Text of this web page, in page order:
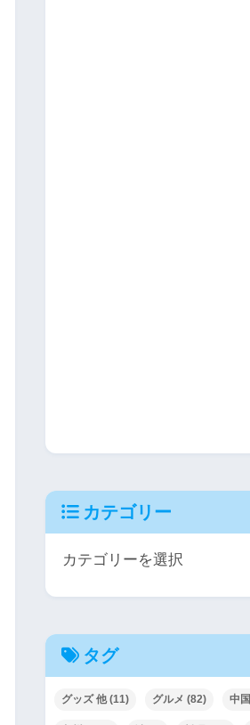
カテゴリー
タグ
グッズ 他(11) グルメ (82) 中国